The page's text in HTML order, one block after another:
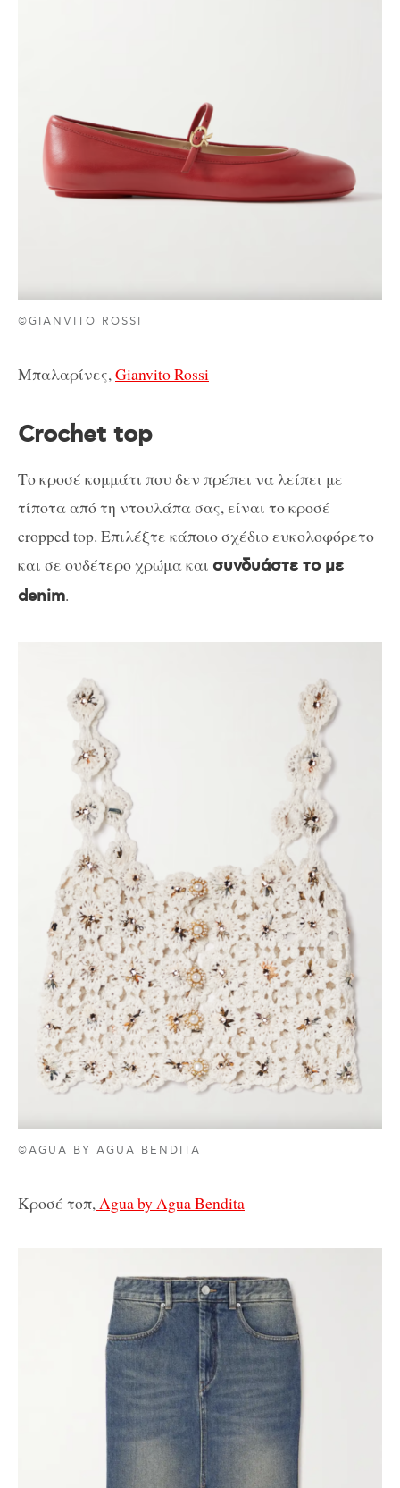
©GIANVITO ROSSI
Μπαλαρίνες, Gianvito Rossi
Crochet top
Το κροσέ κομμάτι που δεν πρέπει να λείπει με
τίποτα από τη ντουλάπα σας, είναι το κροσέ
cropped top. Επιλέξτε κάποιο σχέδιο ευκολοφόρετο
και σε ουδέτερο χρώμα και συνδυάστε το με
denim.
©AGUA BY AGUA BENDITA
Κροσέ τοπ,Agua by Agua Bendita